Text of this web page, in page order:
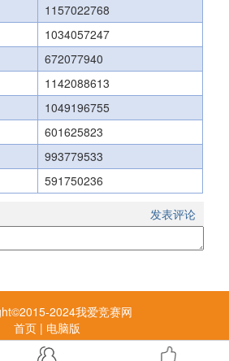
1157022768
1034057247
672077940
1142088613
1049196755
601625823
993779533
591750236
发表评论
2024我爱竞赛网
首页 | 电脑版